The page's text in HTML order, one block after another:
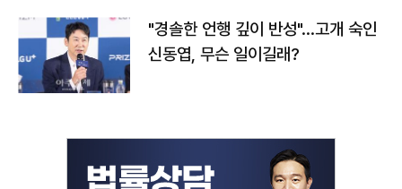
"경솔한 언행 깊이 반성"…고개 숙인
신동엽, 무슨 일이길래?